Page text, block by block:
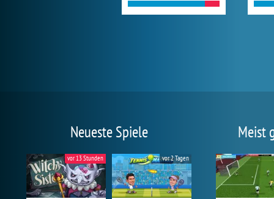
Neueste Spiele
vor 13 Stunden vor 2 Tagen
Meist